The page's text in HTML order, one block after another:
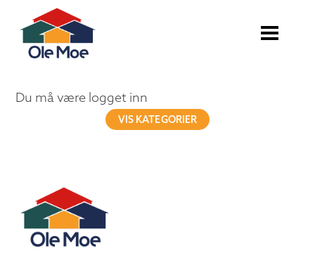
Du må være logget inn
VIS KATEGORIER